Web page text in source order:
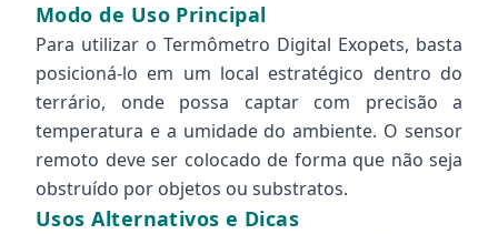
Modo de Uso Principal
Para utilizar o Termômetro Digital Exopets, basta
posicioná-lo em um local estratégico dentro do
terrário, onde possa captar com precisão a
temperatura e a umidade do ambiente. O sensor
remoto deve ser colocado de forma que não seja
obstruído por objetos ou substratos.
Usos Alternativos e Dicas